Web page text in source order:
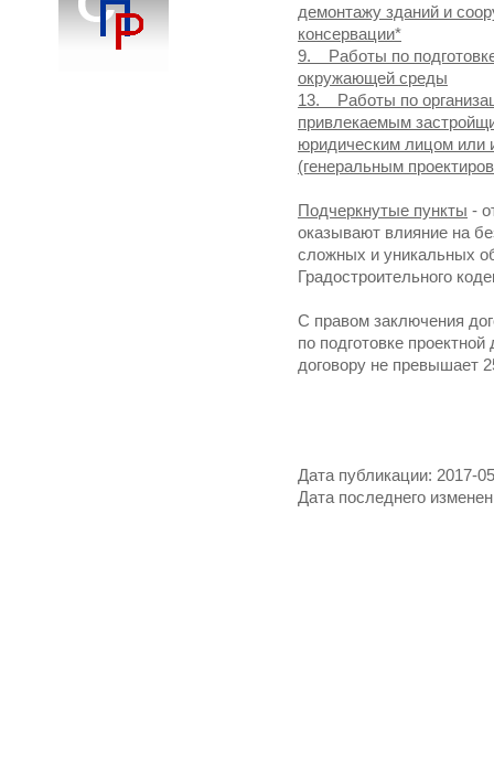
демонтажу зданий и
консервации*
9. Работы по
окружающей среды
13. Работы по
привлекаемым
юридическим лицом или
(генеральным
Подчеркнутые пункты -
оказывают влияние на
сложных и уникальных
Градостроительного
С правом заключения
по подготовке
договору не превышает
Дата публикации: 2017-
Дата последнего